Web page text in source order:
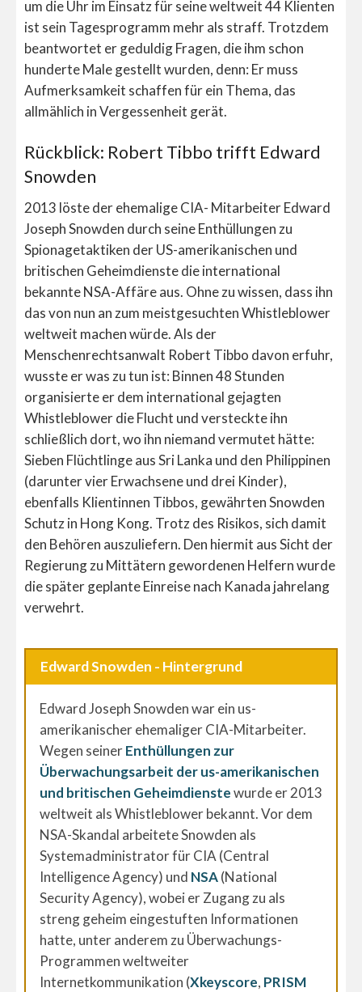
um die Uhr im Einsatz für seine weltweit 44 Klienten
ist sein Tagesprogramm mehr als straff. Trotzdem
beantwortet er geduldig Fragen, die ihm schon
hunderte Male gestellt wurden, denn: Er muss
Aufmerksamkeit schaffen für ein Thema, das
allmählich in Vergessenheit gerät.
Rückblick: Robert Tibbo trifft Edward
Snowden
2013 löste der ehemalige CIA- Mitarbeiter Edward
Joseph Snowden durch seine Enthüllungen zu
Spionagetaktiken der US-amerikanischen und
britischen Geheimdienste die international
bekannte NSA-Affäre aus. Ohne zu wissen, dass ihn
das von nun an zum meistgesuchten Whistleblower
weltweit machen würde. Als der
Menschenrechtsanwalt Robert Tibbo davon erfuhr,
wusste er was zu tun ist: Binnen 48 Stunden
organisierte er dem international gejagten
Whistleblower die Flucht und versteckte ihn
schließlich dort, wo ihn niemand vermutet hätte:
Sieben Flüchtlinge aus Sri Lanka und den Philippinen
(darunter vier Erwachsene und drei Kinder),
ebenfalls Klientinnen Tibbos, gewährten Snowden
Schutz in Hong Kong. Trotz des Risikos, sich damit
den Behören auszuliefern. Den hiermit aus Sicht der
Regierung zu Mittätern gewordenen Helfern wurde
die später geplante Einreise nach Kanada jahrelang
verwehrt.
Edward Snowden - Hintergrund
Edward Joseph Snowden war ein us-
amerikanischer ehemaliger CIA-Mitarbeiter.
Wegen seinerEnthüllungen zur
Überwachungsarbeit der us-amerikanischen
und britischen Geheimdienstewurde er 2013
weltweit als Whistleblower bekannt. Vor dem
NSA-Skandal arbeitete Snowden als
Systemadministrator für CIA (Central
Intelligence Agency) und NSA(National
Security Agency), wobei er Zugang zu als
streng geheim eingestuften Informationen
hatte, unter anderem zu Überwachungs-
Programmen weltweiter
Internetkommunikation (Xkeyscore, PRISM